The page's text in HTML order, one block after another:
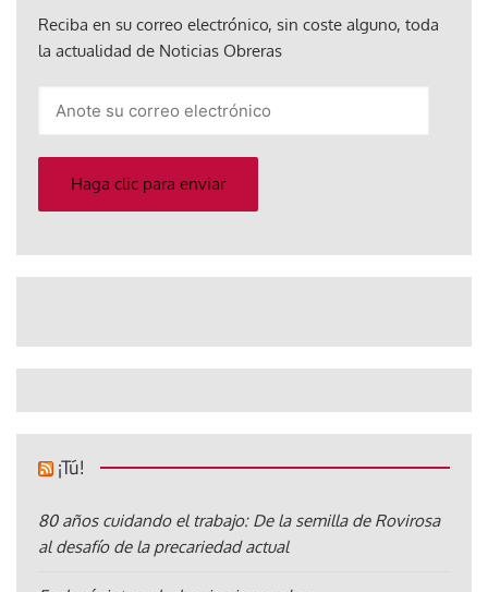
Reciba en su correo electrónico, sin coste alguno, toda
la actualidad de Noticias Obreras
electrónico
Haga clic para enviar
¡Tú!
80 años cuidando el trabajo: De la semilla de Rovirosa
al desafío de la precariedad actual